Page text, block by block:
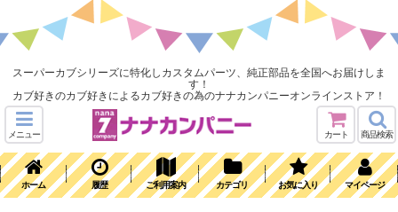
スーパーカブシリーズに特化しカスタムパーツ、純正部品を全国へお届けしま
す！
カブ好きのカブ好きによるカブ好きの為のナナカンパニーオンラインストア！
メニュー カート 商品検索
ホーム 履歴 ご利用案内 カテゴリ お気に入り マイページ